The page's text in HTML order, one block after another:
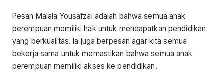
Pesan Malala Yousafzai adalah bahwa semua anak
perempuan memiliki hak untuk mendapatkan pendidikan
yang berkualitas. Ia juga berpesan agar kita semua
bekerja sama untuk memastikan bahwa semua anak
perempuan memiliki akses ke pendidikan.